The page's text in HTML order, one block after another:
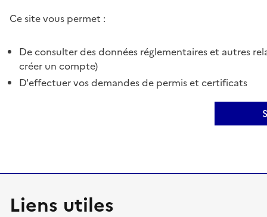
Ce site vous permet :
De consulter des données réglementaires et autres
créer un compte)
D'effectuer vos demandes de permis et certificats
Liens utiles